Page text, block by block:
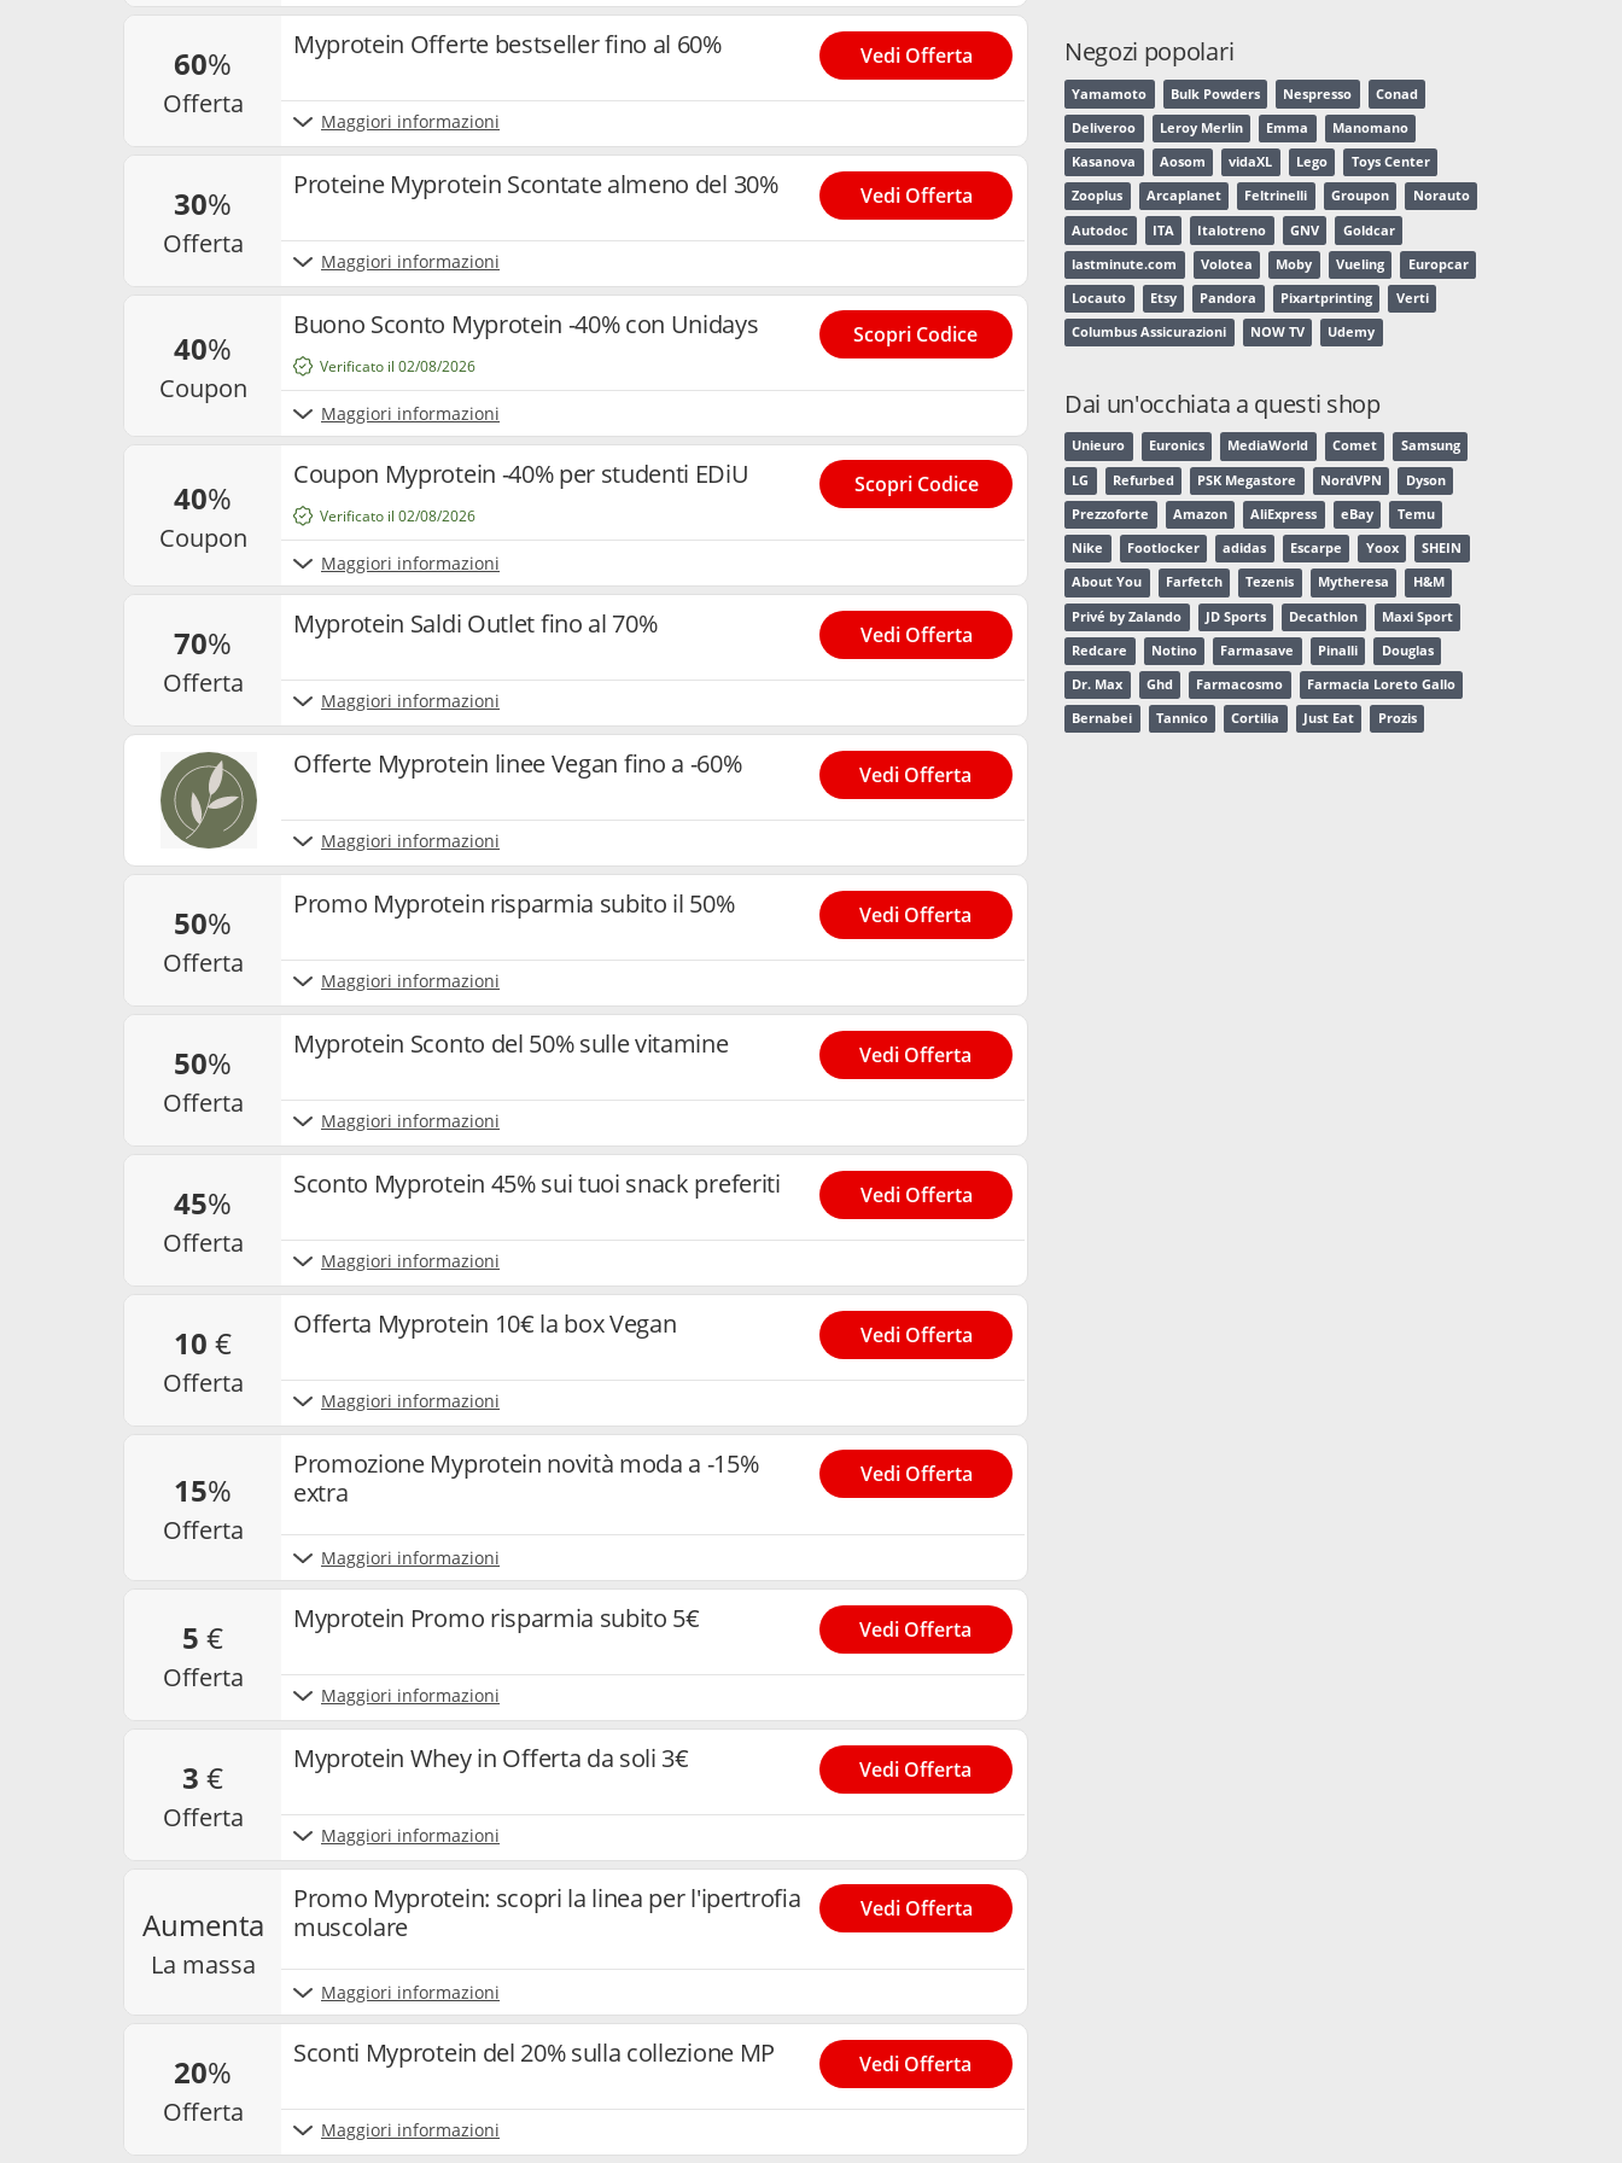
60%
offerta
Myprotein Offerte bestseller fino al 60%
Maggiori informazioni
Vedi Offerta
30%
offerta
Proteine Myprotein Scontate almeno del 30%
Maggiori informazioni
Vedi Offerta
40%
coupon
Buono Sconto Myprotein -40% con Unidays
Maggiori informazioni
Verificato il 02/08/2026
Scopri Codice
40%
coupon
Coupon Myprotein -40% per studenti EDiU
Maggiori informazioni
Verificato il 02/08/2026
Scopri Codice
70%
offerta
Myprotein Saldi Outlet fino al 70%
Maggiori informazioni
Vedi Offerta
Offerte Myprotein linee Vegan fino a -60%
Maggiori informazioni
Vedi Offerta
50%
offerta
Promo Myprotein risparmia subito il 50%
Maggiori informazioni
Vedi Offerta
50%
offerta
Myprotein Sconto del 50% sulle vitamine
Maggiori informazioni
Vedi Offerta
45%
offerta
Sconto Myprotein 45% sui tuoi snack preferiti
Maggiori informazioni
Vedi Offerta
10 €
offerta
Offerta Myprotein 10€ la box Vegan
Maggiori informazioni
Vedi Offerta
15%
offerta
Promozione Myprotein novità moda a -15%
extra
Maggiori informazioni
Vedi Offerta
5 €
offerta
Myprotein Promo risparmia subito 5€
Maggiori informazioni
Vedi Offerta
3 €
offerta
Myprotein Whey in Offerta da soli 3€
Maggiori informazioni
Vedi Offerta
aumenta
la massa
Promo Myprotein: scopri la linea per l'ipertrofia
muscolare
Maggiori informazioni
Vedi Offerta
20%
offerta
Sconti Myprotein del 20% sulla collezione MP
Maggiori informazioni
Vedi Offerta
Negozi popolari
Yamamoto Bulk Powders Nespresso Conad
Deliveroo Leroy Merlin Emma Manomano
Kasanova Aosom vidaXL Lego Toys Center
Zooplus Arcaplanet Feltrinelli Groupon Norauto
Autodoc ITA Italotreno GNV Goldcar
lastminute.com Volotea Moby Vueling Europcar
Locauto Etsy Pandora Pixartprinting Verti
Columbus Assicurazioni NOW TV Udemy
Dai un'occhiata a questi shop
Unieuro Euronics MediaWorld Comet Samsung
LG Refurbed PSK Megastore NordVPN Dyson
Prezzoforte Amazon AliExpress eBay Temu
Nike Footlocker adidas Escarpe Yoox SHEIN
About You Farfetch Tezenis Mytheresa H&M
Privé by Zalando JD Sports Decathlon Maxi Sport
Redcare Notino Farmasave Pinalli Douglas
Dr. Max Ghd Farmacosmo Farmacia Loreto Gallo
Bernabei Tannico Cortilia Just Eat Prozis